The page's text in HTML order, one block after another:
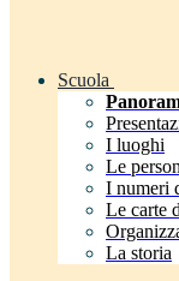
Scuola
I luoghi
Le
I numeri
Le carte
La storia